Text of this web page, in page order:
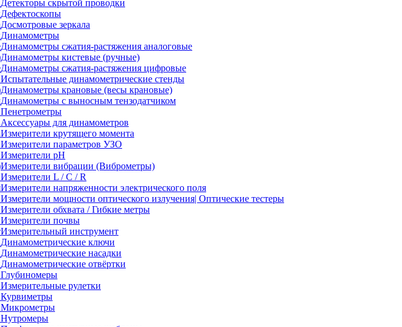
Детекторы скрытой проводки
Дефектоскопы
Досмотровые зеркала
Динамометры
Динамометры сжатия-растяжения аналоговые
Динамометры кистевые (ручные)
Динамометры сжатия-растяжения цифровые
Испытательные динамометрические стенды
Динамометры крановые (весы крановые)
Динамометры с выносным тензодатчиком
Пенетрометры
Аксессуары для динамометров
Измерители крутящего момента
Измерители параметров УЗО
Измерители pH
Измерители вибрации (Виброметры)
Измерители L / C / R
Измерители напряженности электрического поля
Измерители мощности оптического излучения| Оптические тестеры
Измерители обхвата / Гибкие метры
Измерители почвы
Измерительный инструмент
Динамометрические ключи
Динамометрические насадки
Динамометрические отвёртки
Глубиномеры
Измерительные рулетки
Курвиметры
Микрометры
Нутромеры